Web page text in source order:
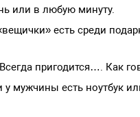
или в любую минуту.
есть среди
пригодится…. Как
у мужчины есть ноутбук